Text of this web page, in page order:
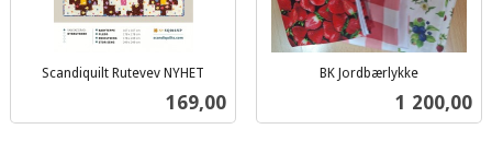
Scandiquilt Rutevev NYHET
Pris
169,00
BK Jordbærlykke
Pris
1 200,00